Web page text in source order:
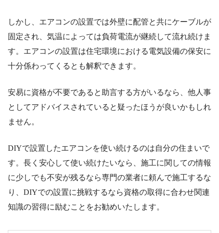
しかし、エアコンの設置では外壁に配管と共にケーブルが
固定され、気温によっては負荷電流が継続して流れ続けま
す。エアコンの設置は住宅環境における電気設備の保安に
十分係わってくるとも解釈できます。
安易に資格が不要であると助言する方がいるなら、他人事
としてアドバイスされていると疑ったほうが良いかもしれ
ません。
DIYで設置したエアコンを使い続けるのは自分の住まいで
す。長く安心して使い続けたいなら、施工に関しての情報
に少しでも不安が残るなら専門の業者に頼んで施工するな
り、DIYでの設置に挑戦するなら資格の取得に合わせ関連
知識の習得に励むことをお勧めいたします。